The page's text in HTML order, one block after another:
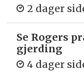
2 dager
Se Rogers
gjerding
4 dager